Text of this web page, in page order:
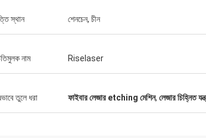
স্থান শেনচেন, চীন
নাম Riselaser
তুলে ধরা ফাইবার লেজার etching মেশিন, লেজার চিহ্নিত